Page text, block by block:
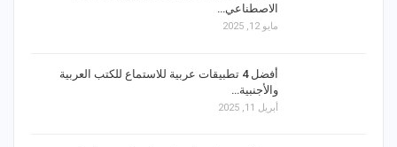
الاصطناعي…
مايو 12, 2025
أفضل 4 تطبيقات عربية للاستماع للكتب العربية
والأجنبية…
أبريل 11, 2025